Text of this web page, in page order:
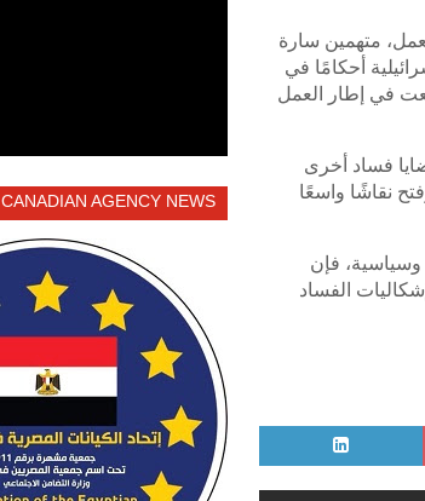
متهمين سارة
أحكامًا في
في إطار العمل
فساد أخرى
نقاشًا واسعًا
وسياسية، فإن
الفساد
CANADIAN AGENCY NEWS